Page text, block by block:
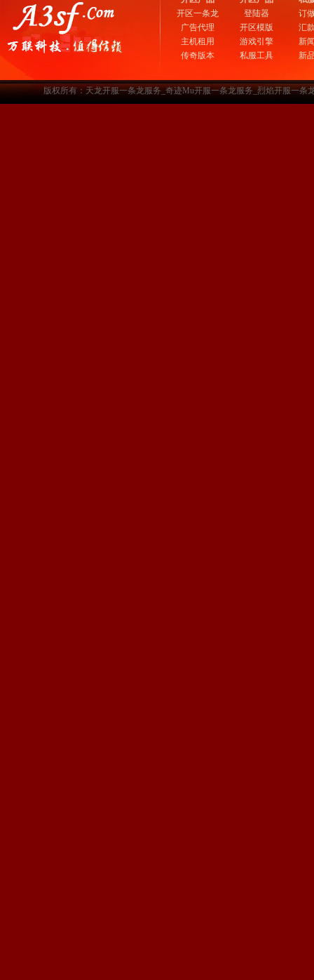
开区一条龙
广告代理
主机租用
传奇版本
登陆器
开区模版
游戏引擎
私服工具
订
汇
新
新
版权所有：天龙开服一条龙服务_奇迹Mu开服一条龙服务_烈焰开服一条